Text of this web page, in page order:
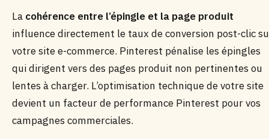
La cohérence entre l’épingle et la page produit
influence directement le taux de conversion post-clic
votre site e-commerce. Pinterest pénalise les épingles
qui dirigent vers des pages produit non pertinentes ou
lentes à charger. L’optimisation technique de votre site
devient un facteur de performance Pinterest pour vos
campagnes commerciales.